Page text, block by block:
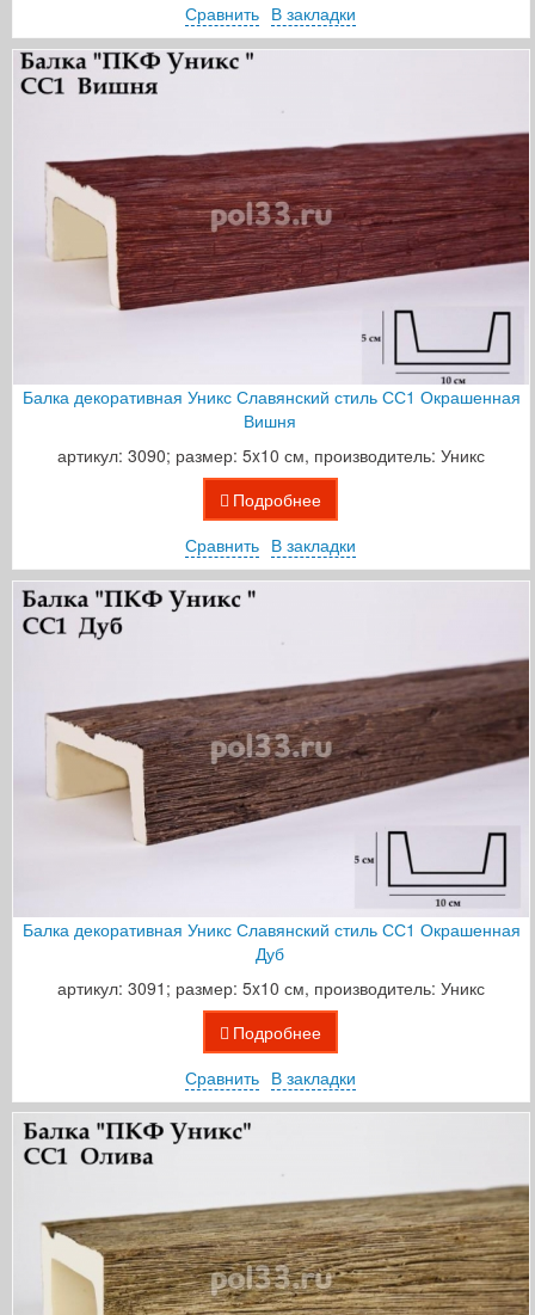
Сравнить В закладки
Балка декоративная Уникс Славянский стиль СС1 Окрашенная
Вишня
артикул: 3090; размер: 5x10 см, производитель: Уникс
Подробнее
Сравнить В закладки
Балка декоративная Уникс Славянский стиль СС1 Окрашенная
Дуб
артикул: 3091; размер: 5x10 см, производитель: Уникс
Подробнее
Сравнить В закладки